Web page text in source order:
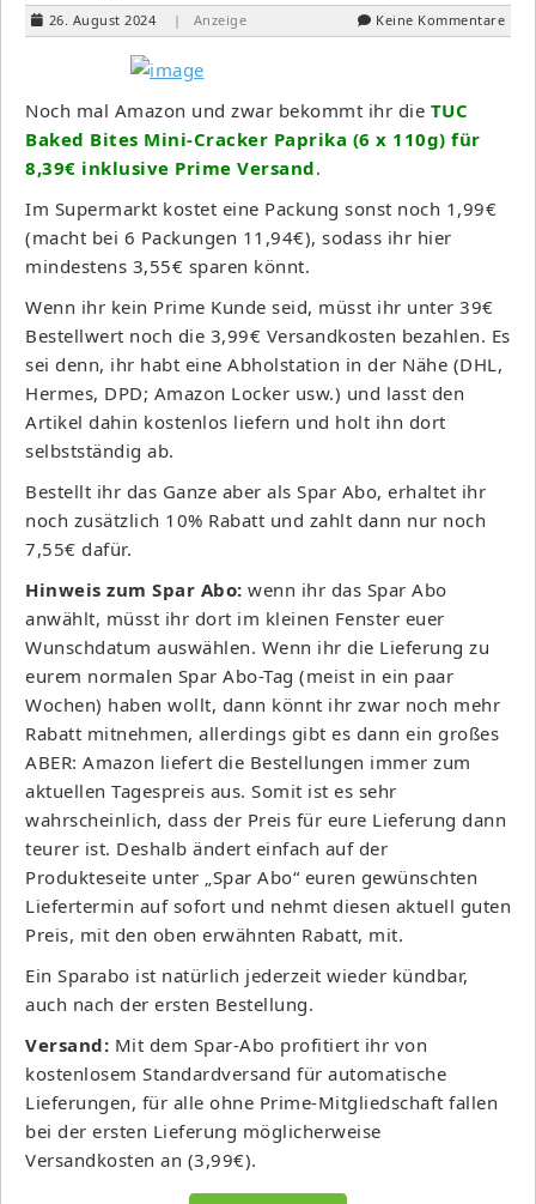
26. August 2024 | Anzeige Keine Kommentare
Noch mal Amazon und zwar bekommt ihr die TUC
Baked Bites Mini-Cracker Paprika (6 x 110g) für
8,39€ inklusive Prime Versand.
Im Supermarkt kostet eine Packung sonst noch 1,99€
(macht bei 6 Packungen 11,94€), sodass ihr hier
mindestens 3,55€ sparen könnt.
Wenn ihr kein Prime Kunde seid, müsst ihr unter 39€
Bestellwert noch die 3,99€ Versandkosten bezahlen. Es
sei denn, ihr habt eine Abholstation in der Nähe (DHL,
Hermes, DPD; Amazon Locker usw.) und lasst den
Artikel dahin kostenlos liefern und holt ihn dort
selbstständig ab.
Bestellt ihr das Ganze aber als Spar Abo, erhaltet ihr
noch zusätzlich 10% Rabatt und zahlt dann nur noch
7,55€ dafür.
Hinweis zum Spar Abo: wenn ihr das Spar Abo
anwählt, müsst ihr dort im kleinen Fenster euer
Wunschdatum auswählen. Wenn ihr die Lieferung zu
eurem normalen Spar Abo-Tag (meist in ein paar
Wochen) haben wollt, dann könnt ihr zwar noch mehr
Rabatt mitnehmen, allerdings gibt es dann ein großes
ABER: Amazon liefert die Bestellungen immer zum
aktuellen Tagespreis aus. Somit ist es sehr
wahrscheinlich, dass der Preis für eure Lieferung dann
teurer ist. Deshalb ändert einfach auf der
Produkteseite unter „Spar Abo“ euren gewünschten
Liefertermin auf sofort und nehmt diesen aktuell guten
Preis, mit den oben erwähnten Rabatt, mit.
Ein Sparabo ist natürlich jederzeit wieder kündbar,
auch nach der ersten Bestellung.
Versand: Mit dem Spar-Abo profitiert ihr von
kostenlosem Standardversand für automatische
Lieferungen, für alle ohne Prime-Mitgliedschaft fallen
bei der ersten Lieferung möglicherweise
Versandkosten an (3,99€).